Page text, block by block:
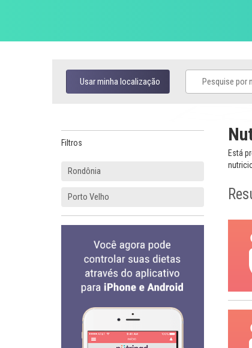
Usar minha localização
Filtros
Rondônia
Porto Velho
Está